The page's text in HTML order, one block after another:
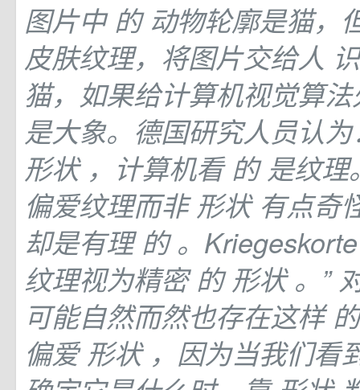
图片中 的动物轮廓是猫，
皮肤纹理，将图片交给人
猫，如果给计算机视觉算
是大象。德国研究人员认
形状 ，计算机看 的是纹理
偏爱纹理而非形状 有点奇
却是有理的。
纹理视为精密的形状。”
可能自然而然也存在这样
偏爱形状 ，因为当我们看